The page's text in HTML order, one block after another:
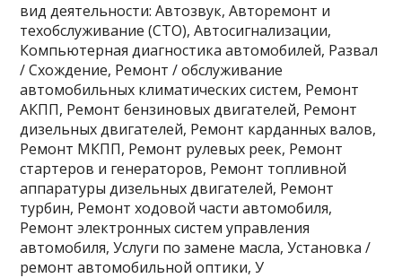
вид деятельности: Автозвук, Авторемонт и
техобслуживание (СТО), Автосигнализации,
Компьютерная диагностика автомобилей, Развал
/ Схождение, Ремонт / обслуживание
автомобильных климатических систем, Ремонт
АКПП, Ремонт бензиновых двигателей, Ремонт
дизельных двигателей, Ремонт карданных валов,
Ремонт МКПП, Ремонт рулевых реек, Ремонт
стартеров и генераторов, Ремонт топливной
аппаратуры дизельных двигателей, Ремонт
турбин, Ремонт ходовой части автомобиля,
Ремонт электронных систем управления
автомобиля, Услуги по замене масла, Установка /
ремонт автомобильной оптики, У